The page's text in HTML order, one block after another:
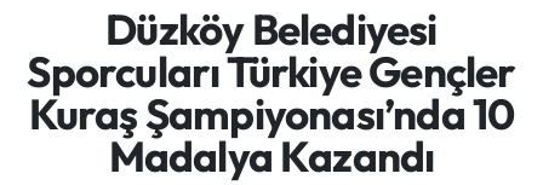
Düzköy Belediyesi
Sporcuları Türkiye Gençler
Kuraş Şampiyonası’nda 10
Madalya Kazandı
Türkiye
Kültür/Sanat
Politika
Trabzon Trafik Yoğunluk Haritası
Süper Lig Puan Durumu ve Fikstür
Tüm Manşetler